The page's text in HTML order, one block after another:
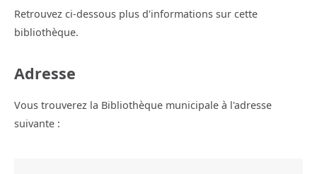
Retrouvez ci-dessous plus d'informations sur cette
bibliothèque.
Adresse
Vous trouverez la Bibliothèque municipale à l'adresse
suivante :